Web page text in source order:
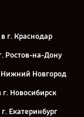
г. Краснодар
Ростов-на-Дону
Нижний Новгород
г. Новосибирск
Екатеринбург